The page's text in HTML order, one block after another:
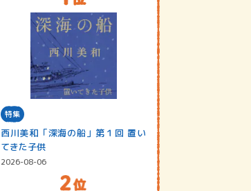
特集
西川美和「深海の船」第１回 置い
てきた子供
2026-08-06